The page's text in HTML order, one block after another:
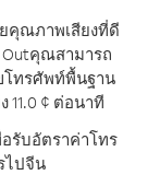
คุณภาพเสียงที่ดี
คุณสามารถ
โทรศัพท์พื้นฐาน
11.0 ¢ ต่อนาที
รับอัตราค่าโทร
ไปจีน